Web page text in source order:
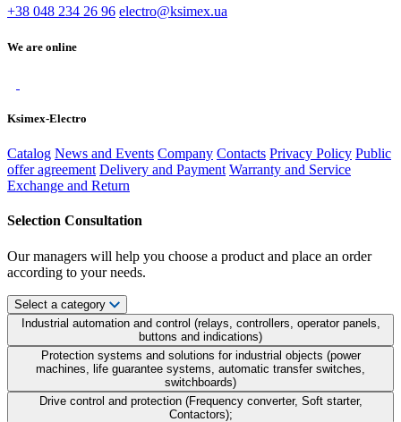
+38 048 234 26 96 electro@ksimex.ua
We are online
Ksimex-Electro
Catalog News and Events Company Contacts Privacy Policy Public
offer agreement Delivery and Payment Warranty and Service
Exchange and Return
Selection Consultation
Our managers will help you choose a product and place an order
according to your needs.
Select a category
Industrial automation and control (relays, controllers, operator panels,
buttons and indications)
Protection systems and solutions for industrial objects (power
machines, life guarantee systems, automatic transfer switches,
switchboards)
Drive control and protection (Frequency converter, Soft starter,
Contactors);